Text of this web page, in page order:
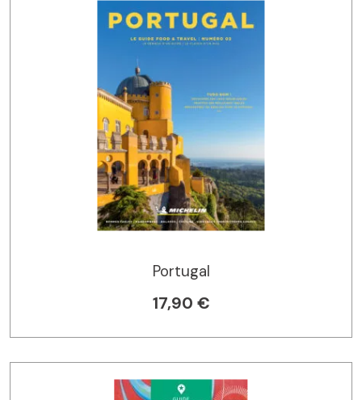
Portugal
17,90 €